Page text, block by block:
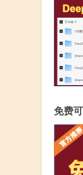
免费